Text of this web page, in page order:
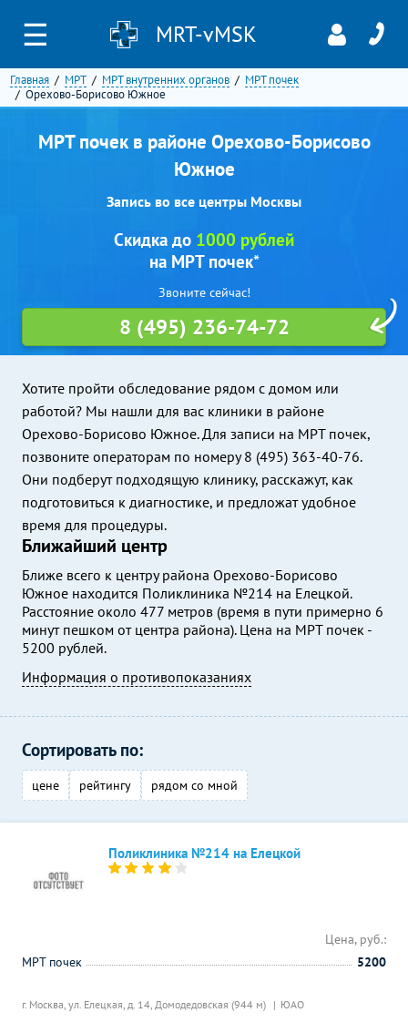
☰ MRT-vMSK
Главная МРТ МРТ внутренних органов
МРТ почек
Орехово-Борисово Южное
МРТ почек в районе Орехово-Борисово
Южное
Запись во все центры Москвы
Хотите пройти обследование рядом с домом или
работой? Мы нашли для вас клиники в районе
Орехово-Борисово Южное. Для записи на МРТ почек,
позвоните операторам по номеру 8 (495) 363-40-76.
Они подберут подходящую клинику, расскажут, как
подготовиться к диагностике, и предложат удобное
время для процедуры.
Ближайший центр
Ближе всего к центру района Орехово-Борисово
Южное находится Поликлиника №214 на Елецкой.
Расстояние около 477 метров (время в пути примерно 6
минут пешком от центра района). Цена на МРТ почек -
5200 рублей.
Информация о противопоказаниях
Скидка до 1000 рублей
на МРТ почек*
Звоните сейчас!
8 (495) 236-74-72
Сортировать по:
цене рейтингу рядом со мной
Поликлиника №214 на Елецкой
г. Москва, ул. Елецкая, д. 14, Домодедовская (944 м) ЮАО
Цена, руб.:
МРТ почек
5200